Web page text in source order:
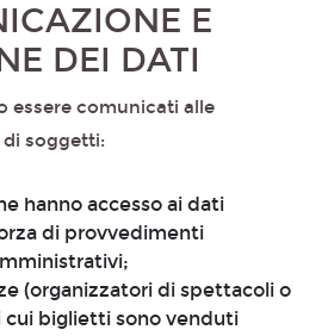
E
DEI DATI
essere comunicati alle
soggetti:
hanno accesso ai dati
di provvedimenti
(organizzatori di spettacoli o
cui biglietti sono venduti